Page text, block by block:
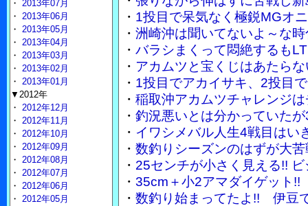
・ 1投目で呆気なく極鋭MGオ
・ 洲崎沖は聞いてないよ～な
・ バラシまくって悶絶するも
・ アカムツと宝くじはあたら
・ 1投目でアカイサキ、2投目
・ 稲取沖アカムツチャレンジ
・ 釣況悪いとは分かっていた
・ イワシメバル人生4戦目はい
・ 数釣りシーズンのはずが大
・ 25センチが小さく見える!!
・ 35cm＋小2アマダイゲット
・ 数釣り始まってたよ!! 伊豆
・ 2013年07月
・ 2013年06月
・ 2013年05月
・ 2013年04月
・ 2013年03月
・ 2013年02月
・ 2013年01月
▼2012年
・ 2012年12月
・ 2012年11月
・ 2012年10月
・ 2012年09月
・ 2012年08月
・ 2012年07月
・ 2012年06月
・ 2012年05月